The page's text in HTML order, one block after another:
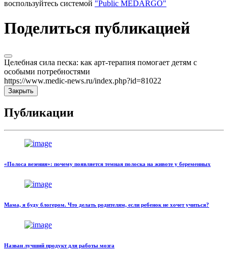
воспользуйтесь системой "Public MEDARGO"
Поделиться публикацией
Целебная сила песка: как арт-терапия помогает детям с
особыми потребностями
https://www.medic-news.ru/index.php?id=81022
Закрыть
Публикации
«Полоса везения»: почему появляется темная полоска на животе у беременных
Мама, я буду блогером. Что делать родителям, если ребенок не хочет учиться?
Назван лучший продукт для работы мозга